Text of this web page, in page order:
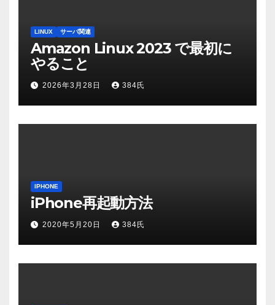
LINUX サーバ関連
Amazon Linux 2023 で最初に
やること
2026年3月28日 384氏
IPHONE
iPhone再起動方法
2020年5月20日 384氏